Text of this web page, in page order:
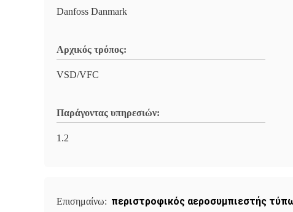
Danfoss Danmark
Αρχικός τρόπος:
VSD/VFC
Παράγοντας υπηρεσιών:
1.2
Επισημαίνω: περιστροφικός αεροσυμπιεστής